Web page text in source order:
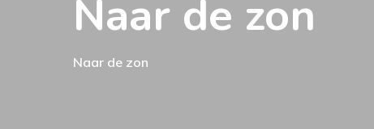
Naar de zon
Naar de zon